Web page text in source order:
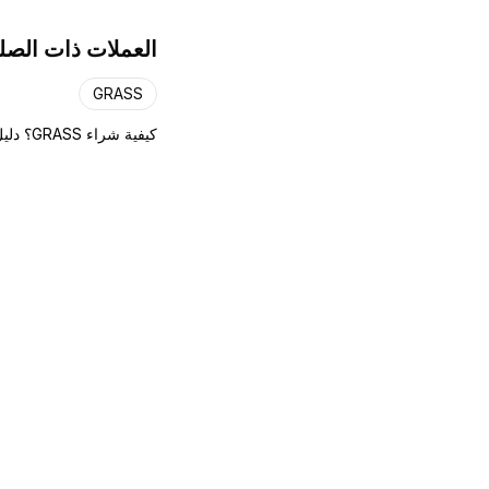
بسهولة.
العملات ذات
GRASS
كيفية شراء GRASS؟ دليل الشراء خطوة بخطوة ←